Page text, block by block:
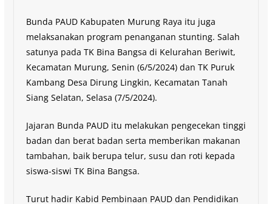
Bunda PAUD Kabupaten Murung Raya itu juga
melaksanakan program penanganan stunting. Salah
satunya pada TK Bina Bangsa di Kelurahan Beriwit,
Kecamatan Murung, Senin (6/5/2024) dan TK Puruk
Kambang Desa Dirung Lingkin, Kecamatan Tanah
Siang Selatan, Selasa (7/5/2024).
Jajaran Bunda PAUD itu melakukan pengecekan tinggi
badan dan berat badan serta memberikan makanan
tambahan, baik berupa telur, susu dan roti kepada
siswa-siswi TK Bina Bangsa.
Turut hadir Kabid Pembinaan PAUD dan Pendidikan